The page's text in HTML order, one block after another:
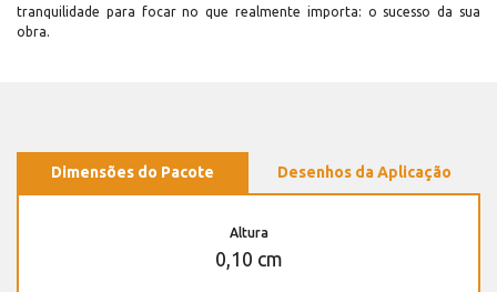
tranquilidade para focar no que realmente importa: o sucesso da sua
obra.
Dimensões do Pacote Desenhos da Aplicação
Altura
0,10 cm